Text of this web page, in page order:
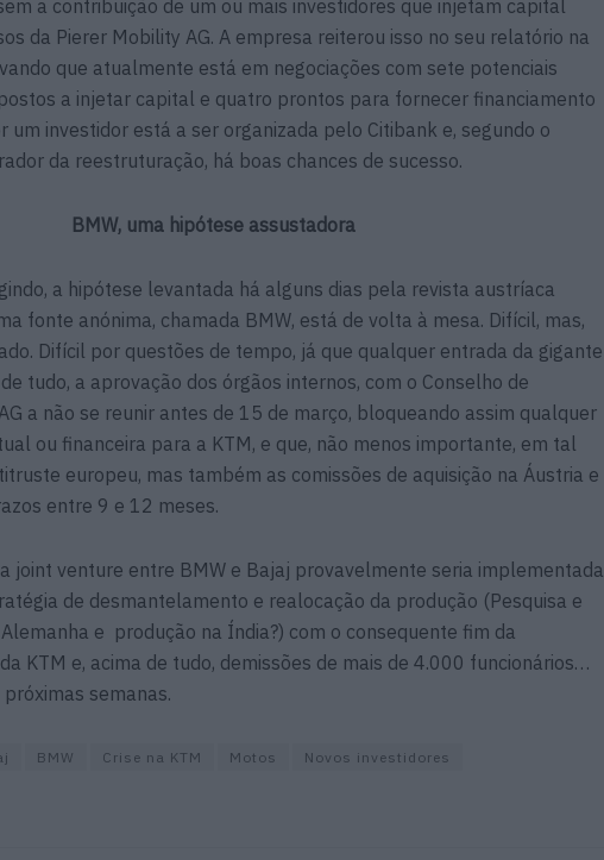
a contribuição de um ou mais investidores que injetam capital
da Pierer Mobility AG. A empresa reiterou isso no seu relatório na
que atualmente está em negociações com sete potenciais
a injetar capital e quatro prontos para fornecer financiamento
um investidor está a ser organizada pelo Citibank e, segundo o
da reestruturação, há boas chances de sucesso.
BMW, uma hipótese assustadora
a hipótese levantada há alguns dias pela revista austríaca
fonte anónima, chamada BMW, está de volta à mesa. Difícil, mas,
Difícil por questões de tempo, já que qualquer entrada da gigante
tudo, a aprovação dos órgãos internos, com o Conselho de
a não se reunir antes de 15 de março, bloqueando assim qualquer
ou financeira para a KTM, e que, não menos importante, em tal
europeu, mas também as comissões de aquisição na Áustria e
entre 9 e 12 meses.
joint venture entre BMW e Bajaj provavelmente seria implementada
de desmantelamento e realocação da produção (Pesquisa e
e produção na Índia?) com o consequente fim da
KTM e, acima de tudo, demissões de mais de 4.000 funcionários…
semanas.
BMW Crise na KTM Motos
Novos investidores